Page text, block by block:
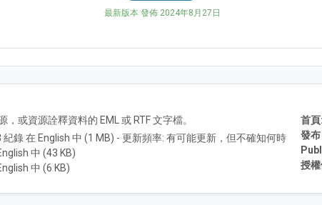
最新版本 發佈 2024年8月27日
首頁:
發
授
或資源詮釋資料的 EML 或 RTF 文字檔。
紀錄 在 English 中 (1 MB) - 更新頻率: 有可能更新，但不確知何時
中 (43 KB)
中 (6 KB)